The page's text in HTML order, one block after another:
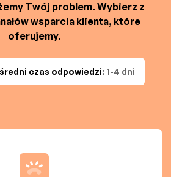
Twój problem. Wybierz z
wsparcia klienta, które
oferujemy.
czas odpowiedzi: 1-4 dni